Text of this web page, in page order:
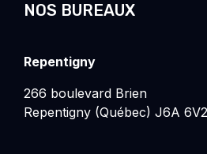
NOS BUREAUX
Repentigny
266 boulevard Brien
Repentigny (Québec) J6A 6V2